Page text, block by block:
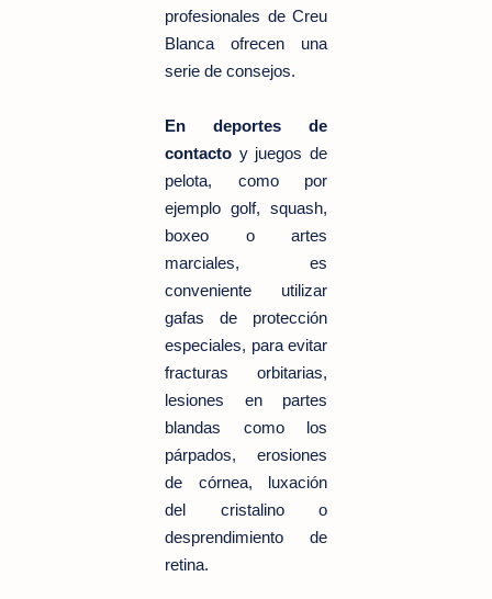
profesionales de Creu
Blanca ofrecen una
serie de consejos.
En deportes de
contacto y juegos de
pelota, como por
ejemplo golf, squash,
boxeo o artes
marciales, es
conveniente utilizar
gafas de protección
especiales, para evitar
fracturas orbitarias,
lesiones en partes
blandas como los
párpados, erosiones
de córnea, luxación
del cristalino o
desprendimiento de
retina.